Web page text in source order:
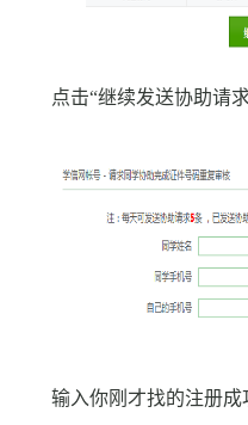
点击“继续发送协助请
输入你刚才找的注册